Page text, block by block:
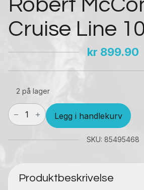
Robert
Cruise Line
kr 899.90
2 på lager
Robert
McConnell
Cruise
Line
Legg i handlekurv
SKU: 85495468
Produktbeskrivelse